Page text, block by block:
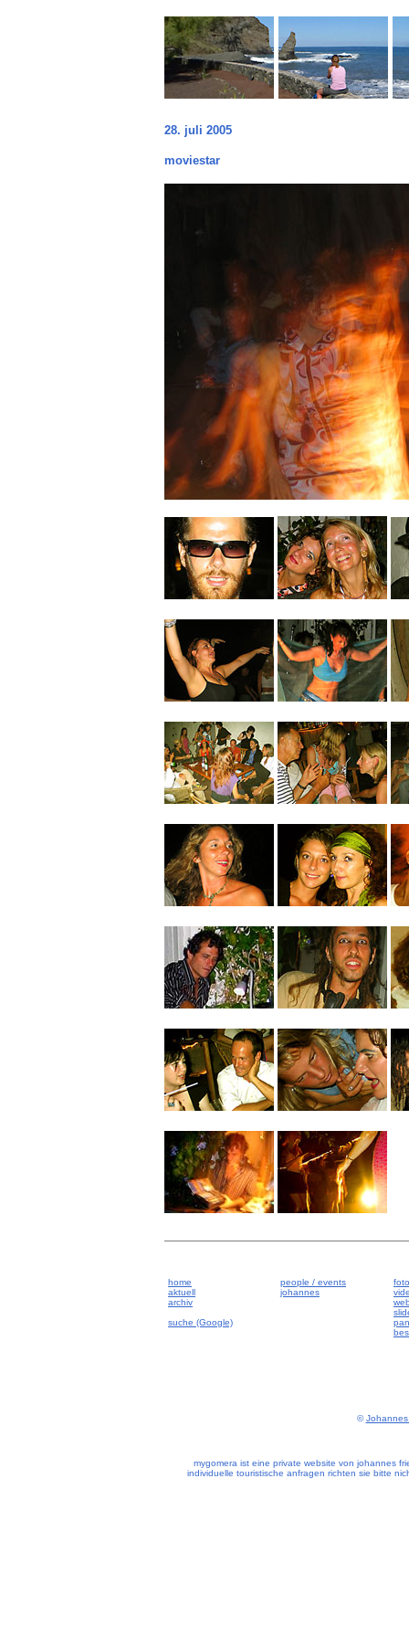
28. juli 2005
moviestar
home
aktuell
archiv
suche (Google)
people / events
johannes
©Johannes
mygomera ist eine private website von johannes
individuelle touristische anfragen richten sie bitte